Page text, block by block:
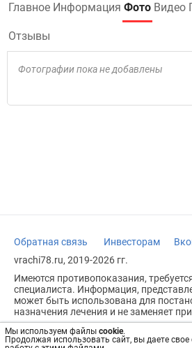
Мы используем файлы cookie.
Продолжая использовать сайт, вы даете свое
Главное Информация Фото Видео
Отзывы
Фотографии пока не добавлены
Обратная связь Инвесторам
vrachi78.ru, 2019-2026 гг.
Имеются противопоказания,
специалиста. Информация,
может быть использована для
назначения лечения и не заменяет
Возрастное ограничение: 18+